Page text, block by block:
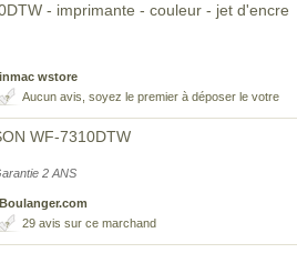
- imprimante - couleur - jet d'encre
inmac wstore
Aucun avis, soyez le premier à déposer le votre
WF-7310DTW
2 ANS
Boulanger.com
29 avis sur ce marchand